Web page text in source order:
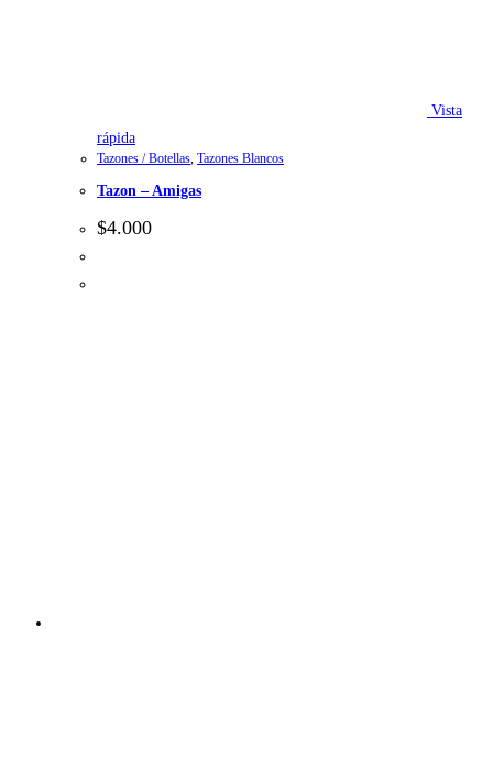
Vista
rápida
Tazones / Botellas Tazones Blancos
Tazon – Amigas
$4.000